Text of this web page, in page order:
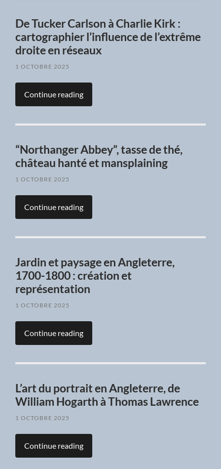
De Tucker Carlson à Charlie Kirk :
cartographier l’influence de l’extrême
droite en réseaux
1 OCTOBRE 2025
Continue reading
“Northanger Abbey”, tasse de thé,
château hanté et mansplaining
1 OCTOBRE 2025
Continue reading
Jardin et paysage en Angleterre,
1700-1800 : création et
représentation
1 OCTOBRE 2025
Continue reading
L’art du portrait en Angleterre, de
William Hogarth à Thomas Lawrence
1 OCTOBRE 2025
Continue reading